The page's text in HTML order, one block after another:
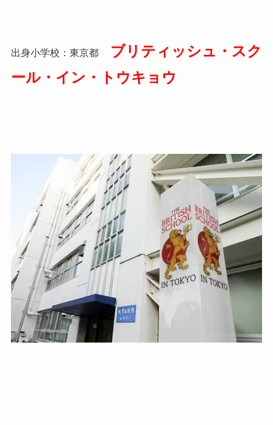
出身小学校：東京都
ブリティッシュ・スク
ール・イン・トウキョウ